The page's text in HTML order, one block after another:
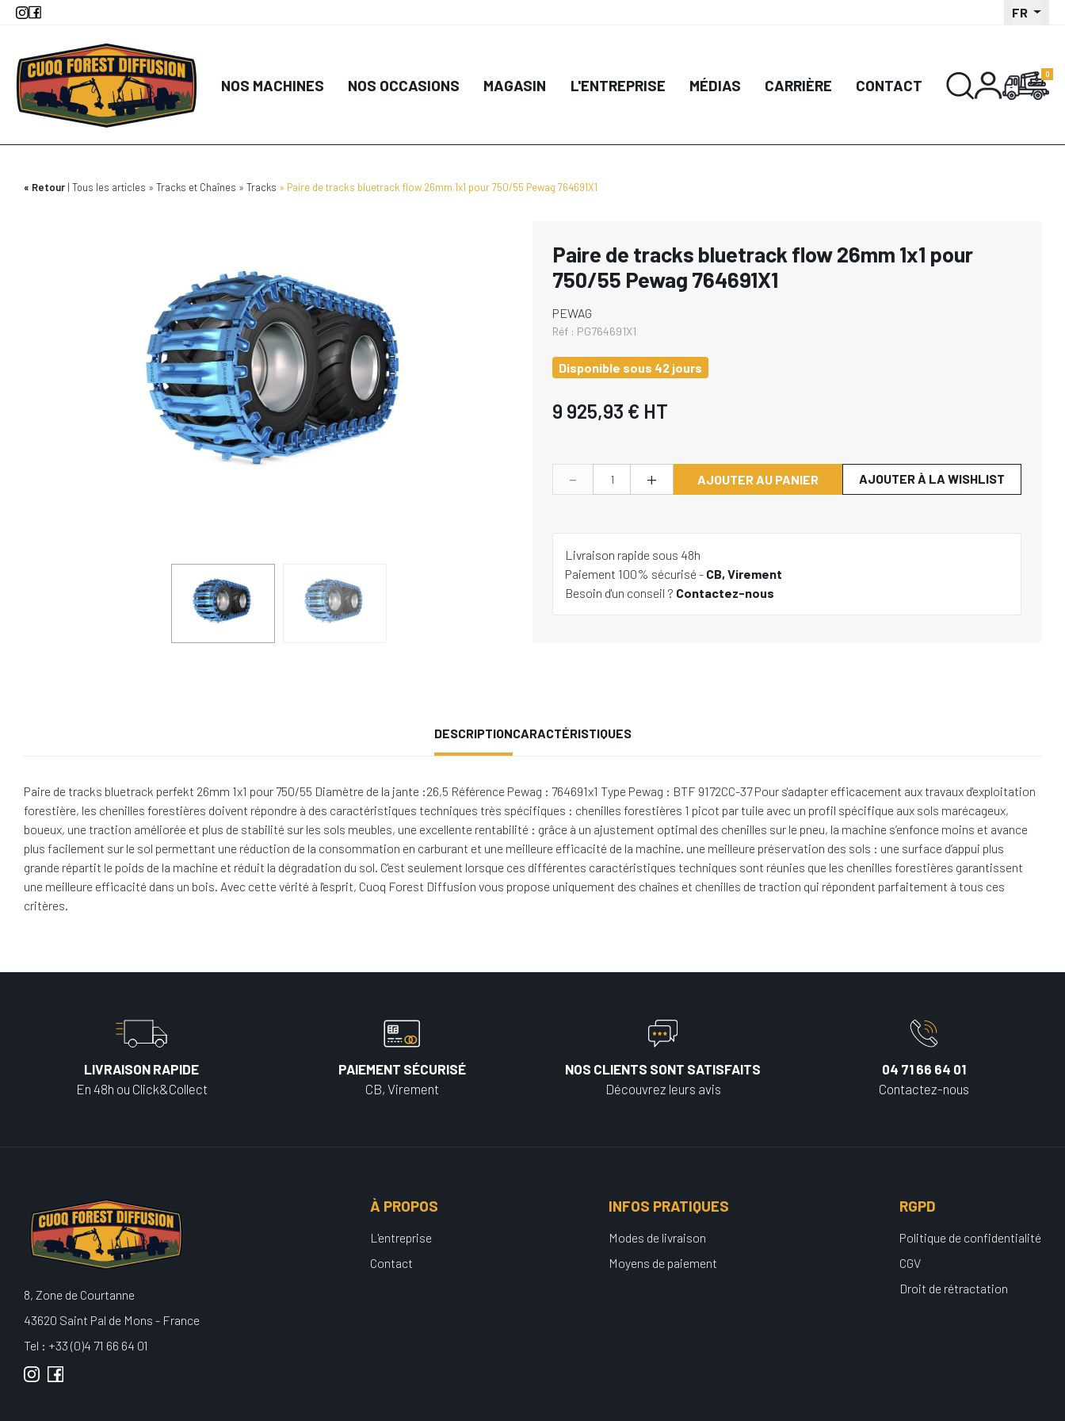
Aller
principal
FR
NOS MACHINES NOS OCCASIONS MAGASIN L'ENTREPRISE MÉDIAS CARRIÈRE CONTACT
Retour Tous les articles Tracks et Chaînes Tracks Paire de tracks bluetrack flow 26mm 1x1 pour 750/55 Pewag 764691X1
Paire de tracks bluetrack flow 26mm 1x1 pour
750/55 Pewag 764691X1
PEWAG
Réf : PG764691X1
Disponible sous 42 jours
9 925,93 € HT
- + AJOUTER AU PANIER AJOUTER À LA WISHLIST
Livraison rapide sous 48h
Paiement 100% sécurisé - CB, Virement
Besoin d'un conseil ? Contactez-nous
DESCRIPTIONCARACTÉRISTIQUES
Paire de tracks bluetrack perfekt 26mm 1x1 pour 750/55 Diamètre de la jante :26,5 Référence Pewag : 764691x1 Type Pewag : BTF 9172CC-37 Pour s'adapter efficacement aux travaux d'exploitation
forestière, les chenilles forestières doivent répondre à des caractéristiques techniques très spécifiques : chenilles forestières 1 picot par tuile avec un profil spécifique aux sols marécageux,
boueux, une traction améliorée et plus de stabilité sur les sols meubles, une excellente rentabilité : grâce à un ajustement optimal des chenilles sur le pneu, la machine s’enfonce moins et avance
plus facilement sur le sol permettant une réduction de la consommation en carburant et une meilleure efficacité de la machine. une meilleure préservation des sols : une surface d’appui plus
grande répartit le poids de la machine et réduit la dégradation du sol. C'est seulement lorsque ces différentes caractéristiques techniques sont réunies que les chenilles forestières garantissent
une meilleure efficacité dans un bois. Avec cette vérité à l'esprit, Cuoq Forest Diffusion vous propose uniquement des chaînes et chenilles de traction qui répondent parfaitement à tous ces
critères.
LIVRAISON RAPIDE
En 48h ou Click&Collect
PAIEMENT SÉCURISÉ
CB, Virement
NOS CLIENTS SONT SATISFAITS
Découvrez leurs avis
04 71 66 64 01
Contactez-nous
8, Zone de Courtanne
43620 Saint Pal de Mons - France
Tel : +33 (0)4 71 66 64 01
À PROPOS
L'entreprise
Contact
INFOS PRATIQUES
Modes de livraison
Moyens de paiement
RGPD
Politique de confidentialité
CGV
Droit de rétractation